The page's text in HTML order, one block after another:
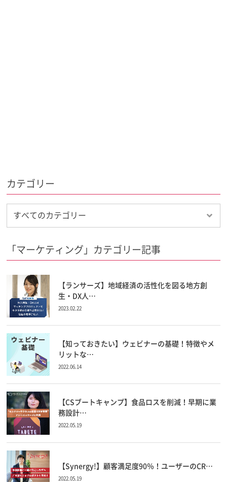
カテゴリー
「マーケティング」カテゴリー記事
【ランサーズ】地域経済の活性化を図る地方創
生・DX人…
2023.02.22
【知っておきたい】ウェビナーの基礎！特徴やメ
リットな…
2022.06.14
【CSブートキャンプ】食品ロスを削減！早期に業
務設計…
2022.05.19
【Synergy!】顧客満足度90％！ユーザーのCR…
2022.05.19